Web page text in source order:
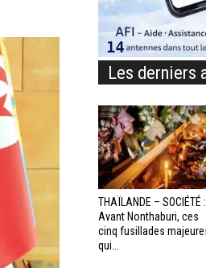
Les derniers
THAÏLANDE – SOCIÉTÉ :
Avant Nonthaburi, ces
cinq fusillades
qui...